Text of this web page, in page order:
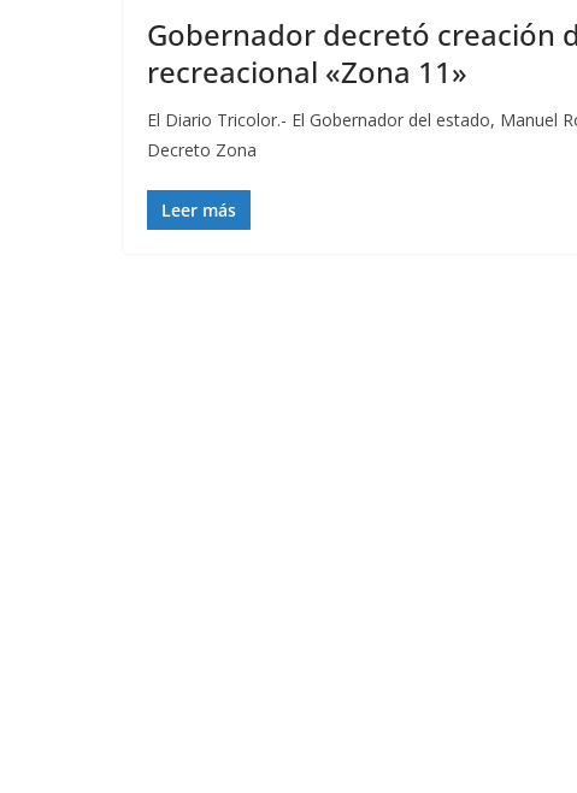
Gobernador decretó creación
recreacional «Zona 11»
El Diario Tricolor.- El Gobernador del estado, Manuel
Decreto Zona
Leer más